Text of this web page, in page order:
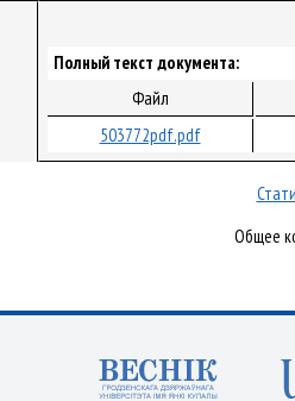
Полный текст документа:
Файл
503772pdf.pdf
Общее